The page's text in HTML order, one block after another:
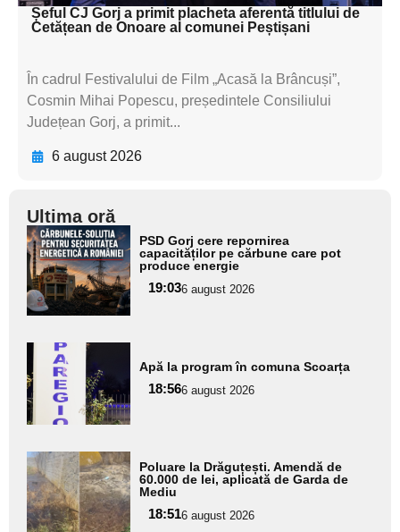
Șeful CJ Gorj a primit placheta aferentă titlului de
Cetățean de Onoare al comunei Peștișani
În cadrul Festivalului de Film „Acasă la Brâncuși”,
Cosmin Mihai Popescu, președintele Consiliului
Județean Gorj, a primit...
6 august 2026
Ultima oră
Adaugă
aici textul
pentru
subtitlu
PSD Gorj cere repornirea
capacităților pe cărbune care pot
produce energie
19:036 august 2026
Adaugă
aici textul
pentru
subtitlu
Apă la program în comuna Scoarța
18:566 august 2026
Adaugă
aici textul
pentru
subtitlu
Poluare la Drăguțești. Amendă de
60.000 de lei, aplicată de Garda de
Mediu
18:516 august 2026